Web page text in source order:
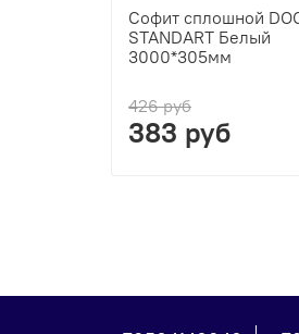
Софит сплошной
STANDART Белый
3000*305мм
426 руб
383 руб